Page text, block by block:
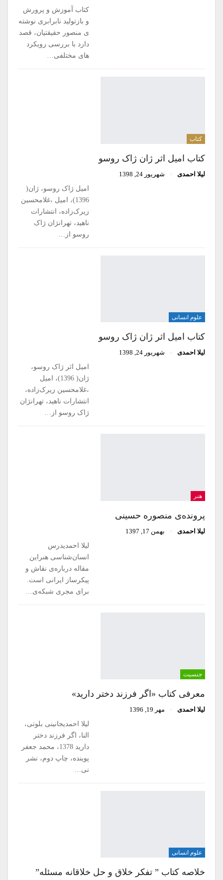
کتاب آموزش و پرورش
و بازتولید نابرابری نوشته
ی منصور حقیقتیان، قصد
دارد با بررسی رویکرد
های مختلفی…
کتاب
کتاب امیل اثر ژان ژاک روسو
لیلا احمدی
شهریور 24, 1398
امیل ژاک روسو، ژان(
1396)، امیل ،غلامحسین
زیرک‌‌زاده، انتشارات
ناهید، تهرانژان ژاک
روسو از…
علوم انسانی
کتاب امیل اثر ژان ژاک روسو
لیلا احمدی
شهریور 24, 1398
امیل اثر ژاک روسو،
ژان( 1396)، امیل
،غلامحسین زیرک‌‌زاده،
انتشارات ناهید، تهرانژان
ژاک روسو از…
هنر
پرونده‌ی منصوره حسینی
لیلا احمدی
بهمن 17, 1397
لیلا احمدیدرس
انسان‌شناسی هنراین
مقاله درباره‌ی نقاش و
پیکرساز ایرانی است.
برای مجری شبکه‌ی…
جنسیت
معرفی کتاب «اگر فرزند دختر دارید»
لیلا احمدی
مهر 19, 1396
لیلا احمدیجانینی بلوتی،
النا، اگر فرزند دختر
دارید 1378، محمد جعفر
پوینده، چاپ دوم، نشر
نی…
علوم انسانی
خلاصه کتاب ” تفکر خلاق و حل خلاقانه مسئله”